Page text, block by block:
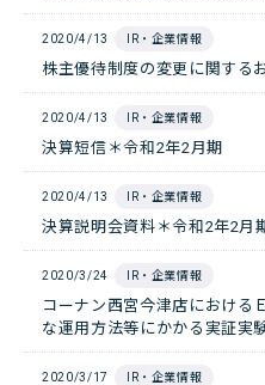
2020/4/13 IR・企業情報
株主優待制度の変更に関する
2020/4/13 IR・企業情報
決算短信＊令和2年2月期
2020/4/13 IR・企業情報
決算説明会資料＊令和2年2月
2020/3/24 IR・企業情報
コーナン西宮今津店における
な運用方法等にかかる実証実
2020/3/17 IR・企業情報